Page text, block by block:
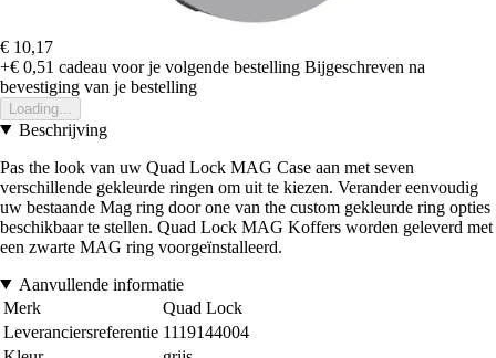
€ 10,17
+€ 0,51 cadeau voor je volgende bestelling Bijgeschreven na
bevestiging van je bestelling
Loading...
Beschrijving
Pas the look van uw Quad Lock MAG Case aan met seven
verschillende gekleurde ringen om uit te kiezen. Verander eenvoudig
uw bestaande Mag ring door one van the custom gekleurde ring opties
beschikbaar te stellen. Quad Lock MAG Koffers worden geleverd met
een zwarte MAG ring voorgeïnstalleerd.
Aanvullende informatie
Merk
Quad Lock
Leveranciersreferentie 1119144004